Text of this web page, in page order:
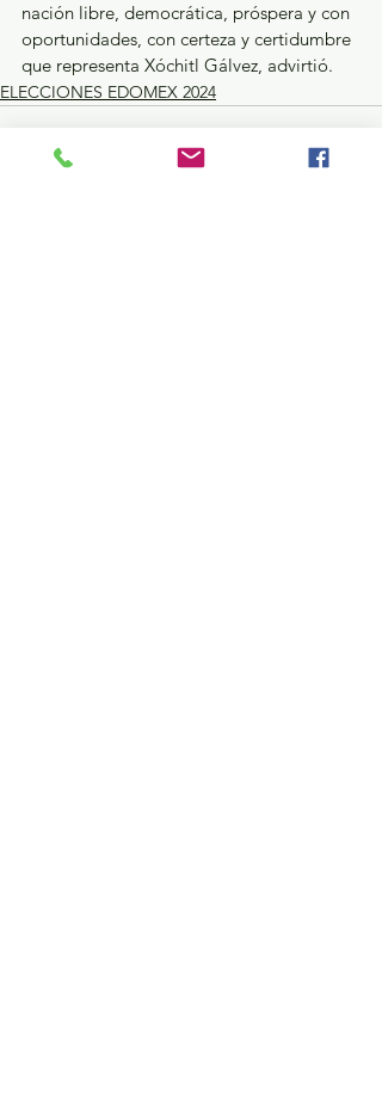
nación libre, democrática, próspera y con
oportunidades, con certeza y certidumbre
que representa Xóchitl Gálvez, advirtió.
ELECCIONES EDOMEX 2024